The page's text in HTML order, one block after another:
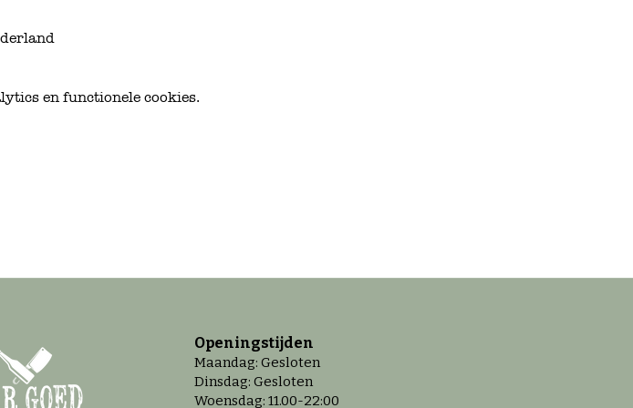
en functionele cookies.
Openingstijden
Maandag: Gesloten
Dinsdag: Gesloten
Woensdag: 11.00-22:00